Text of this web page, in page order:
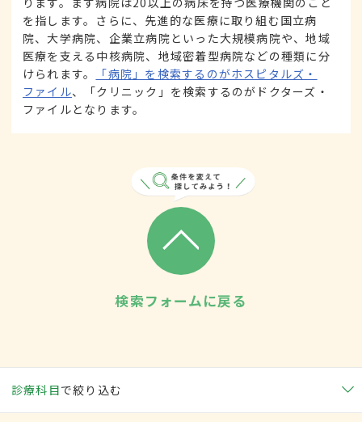
を指します。さらに、先進的な医療に取り組む国立病
院、大学病院、企業立病院といった大規模病院や、地域
医療を支える中核病院、地域密着型病院などの種類に分
けられます。
「病院」を検索するのがホスピタルズ・
ファイル、「クリニック」を検索するのがドクターズ・
ファイルとなります。
検索フォームに戻る
診療科目で絞り込む